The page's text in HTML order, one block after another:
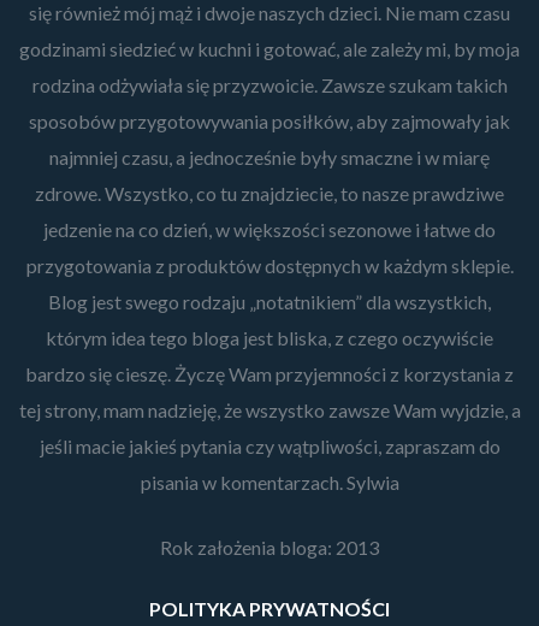
się również mój mąż i dwoje naszych dzieci. Nie mam czasu
godzinami siedzieć w kuchni i gotować, ale zależy mi, by moja
rodzina odżywiała się przyzwoicie. Zawsze szukam takich
sposobów przygotowywania posiłków, aby zajmowały jak
najmniej czasu, a jednocześnie były smaczne i w miarę
zdrowe. Wszystko, co tu znajdziecie, to nasze prawdziwe
jedzenie na co dzień, w większości sezonowe i łatwe do
przygotowania z produktów dostępnych w każdym sklepie.
Blog jest swego rodzaju „notatnikiem” dla wszystkich,
którym idea tego bloga jest bliska, z czego oczywiście
bardzo się cieszę. Życzę Wam przyjemności z korzystania z
tej strony, mam nadzieję, że wszystko zawsze Wam wyjdzie, a
jeśli macie jakieś pytania czy wątpliwości, zapraszam do
pisania w komentarzach. Sylwia
Rok założenia bloga: 2013
POLITYKA PRYWATNOŚCI